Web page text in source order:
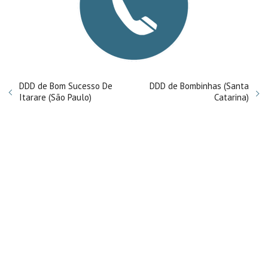
DDD de Bom Sucesso De
Itarare (São Paulo)
DDD de Bombinhas (Santa
Catarina)